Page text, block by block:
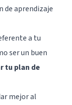
de aprendizaje
a tu
ser un buen
tu plan de
mejor al